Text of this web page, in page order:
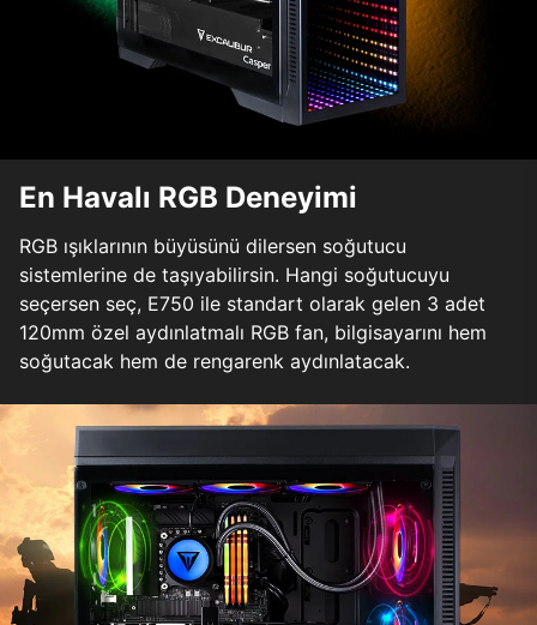
En Havalı RGB Deneyimi
RGB ışıklarının büyüsünü dilersen soğutucu
sistemlerine de taşıyabilirsin. Hangi soğutucuyu
seçersen seç, E750 ile standart olarak gelen 3 adet
120mm özel aydınlatmalı RGB fan, bilgisayarını hem
soğutacak hem de rengarenk aydınlatacak.